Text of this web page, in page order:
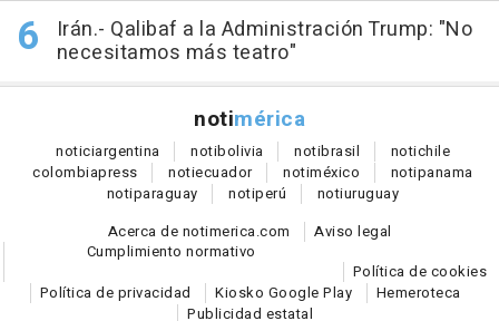
Irán.- Qalibaf a la Administración Trump: "No
necesitamos más teatro"
notimérica
noticiargentina notibolivia notibrasil notichile
colombiapress notiecuador notiméxico notipanama
notiparaguay notiperú notiuruguay
Acerca de notimerica.com
Aviso legal
Cumplimiento normativo
Política de cookies
Política de privacidad
Kiosko Google Play
Hemeroteca
Publicidad estatal